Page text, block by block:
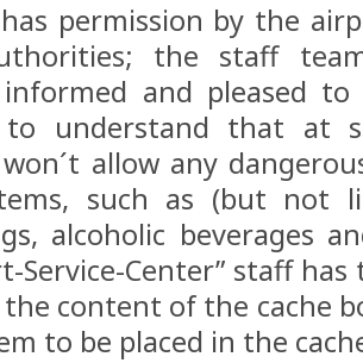
permission by the
the staff
and pleased
to understand that at
allow any
such as (but not
alcoholic beverages
Service-Center” staff
the content of the cache
to be placed in the